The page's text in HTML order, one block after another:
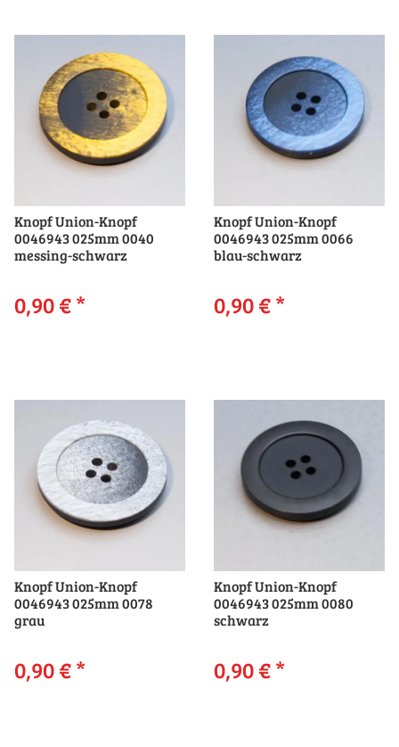
Knopf Union-Knopf
0046943 025mm 0040
messing-schwarz
0,90 €*
Knopf Union-Knopf
0046943 025mm 0066
blau-schwarz
0,90 €*
Knopf Union-Knopf
0046943 025mm 0078
grau
0,90 €*
Knopf Union-Knopf
0046943 025mm 0080
schwarz
0,90 €*